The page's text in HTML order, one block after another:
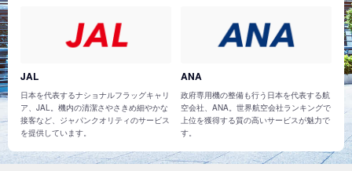
JAL
日本を代表するナショナルフラッグキャリ
ア、JAL。機内の清潔さやさきめ細やかな
接客など、ジャパンクオリティのサービス
を提供しています。
ANA
政府専用機の整備も行う日本を代表する航
空会社、ANA。世界航空会社ランキングで
上位を獲得する質の高いサービスが魅力で
す。